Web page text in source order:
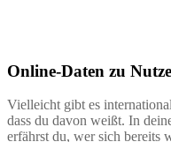
Online-Daten zu
Vielleicht gibt es
dass du davon weißt. In
erfährst du, wer sich bereits